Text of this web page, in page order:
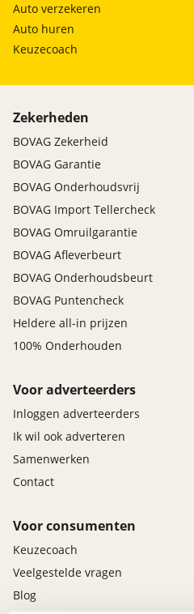
Auto verzekeren
Auto huren
Keuzecoach
Zekerheden
BOVAG Zekerheid
BOVAG Garantie
BOVAG Onderhoudsvrij
BOVAG Import Tellercheck
BOVAG Omruilgarantie
BOVAG Afleverbeurt
BOVAG Onderhoudsbeurt
BOVAG Puntencheck
Heldere all-in prijzen
100% Onderhouden
Voor adverteerders
Inloggen adverteerders
Ik wil ook adverteren
Samenwerken
Contact
Voor consumenten
Keuzecoach
Veelgestelde vragen
Blog